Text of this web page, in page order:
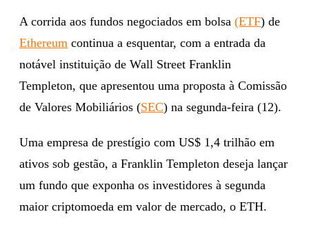
A corrida aos fundos negociados em bolsa (ETF) de
Ethereum continua a esquentar, com a entrada da
notável instituição de Wall Street Franklin
Templeton, que apresentou uma proposta à Comissão
de Valores Mobiliários (SEC) na segunda-feira (12).
Uma empresa de prestígio com US$ 1,4 trilhão em
ativos sob gestão, a Franklin Templeton deseja lançar
um fundo que exponha os investidores à segunda
maior criptomoeda em valor de mercado, o ETH.